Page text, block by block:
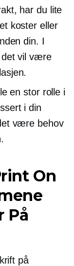
har du lite
koster eller
din. I
det vil være
en stor rolle i
i din
være behov
On
På
på